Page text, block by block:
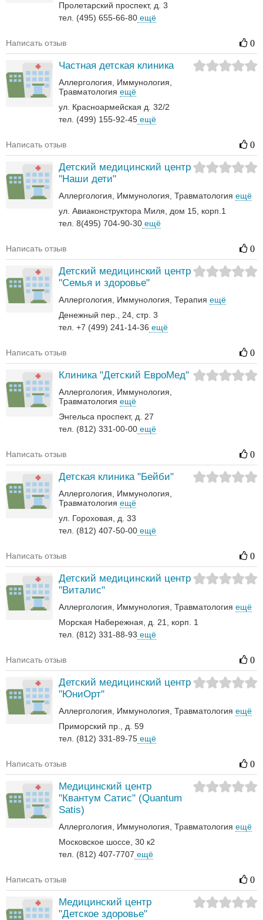
Пролетарский проспект, д. 3
тел. (495) 655-66-80 ещё
Написать отзыв 0
Частная детская клиника
Аллергология
Иммунология
Травматология ещё
ул. Красноармейская д. 32/2
тел. (499) 155-92-45 ещё
Написать отзыв 0
Детский медицинский центр
"Наши дети"
Аллергология Иммунология Травматология ещё
ул. Авиаконструктора Миля, дом 15, корп.1
тел. 8(495) 704-90-30 ещё
Написать отзыв 0
Детский медицинский центр
"Семья и здоровье"
Аллергология Иммунология Терапия ещё
Денежный пер., 24, стр. 3
тел. +7 (499) 241-14-36 ещё
Написать отзыв 0
Клиника "Детский ЕвроМед"
Аллергология
Иммунология
Травматология ещё
Энгельса проспект, д. 27
тел. (812) 331-00-00 ещё
Написать отзыв 0
Детская клиника "Бейби"
Аллергология
Иммунология
Травматология ещё
ул. Гороховая, д. 33
тел. (812) 407-50-00 ещё
Написать отзыв 0
Детский медицинский центр
"Виталис"
Аллергология Иммунология Травматология ещё
Морская Набережная, д. 21, корп. 1
тел. (812) 331-88-93 ещё
Написать отзыв 0
Детский медицинский центр
"ЮниОрт"
Аллергология Иммунология Травматология ещё
Приморский пр., д. 59
тел. (812) 331-89-75 ещё
Написать отзыв 0
Медицинский центр
"Квантум Сатис" (Quantum
Satis)
Аллергология Иммунология Травматология ещё
Московское шоссе, 30 к2
тел. (812) 407-7707 ещё
Написать отзыв 0
Медицинский центр
"Детское здоровье"